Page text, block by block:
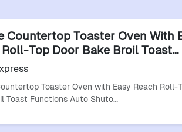
Countertop Toaster Oven With
Roll-Top Door Bake Broil Toast
Auto Shutoff Silver
Toaster Oven with Easy Reach Roll-
Toast Functions Auto Shuto…